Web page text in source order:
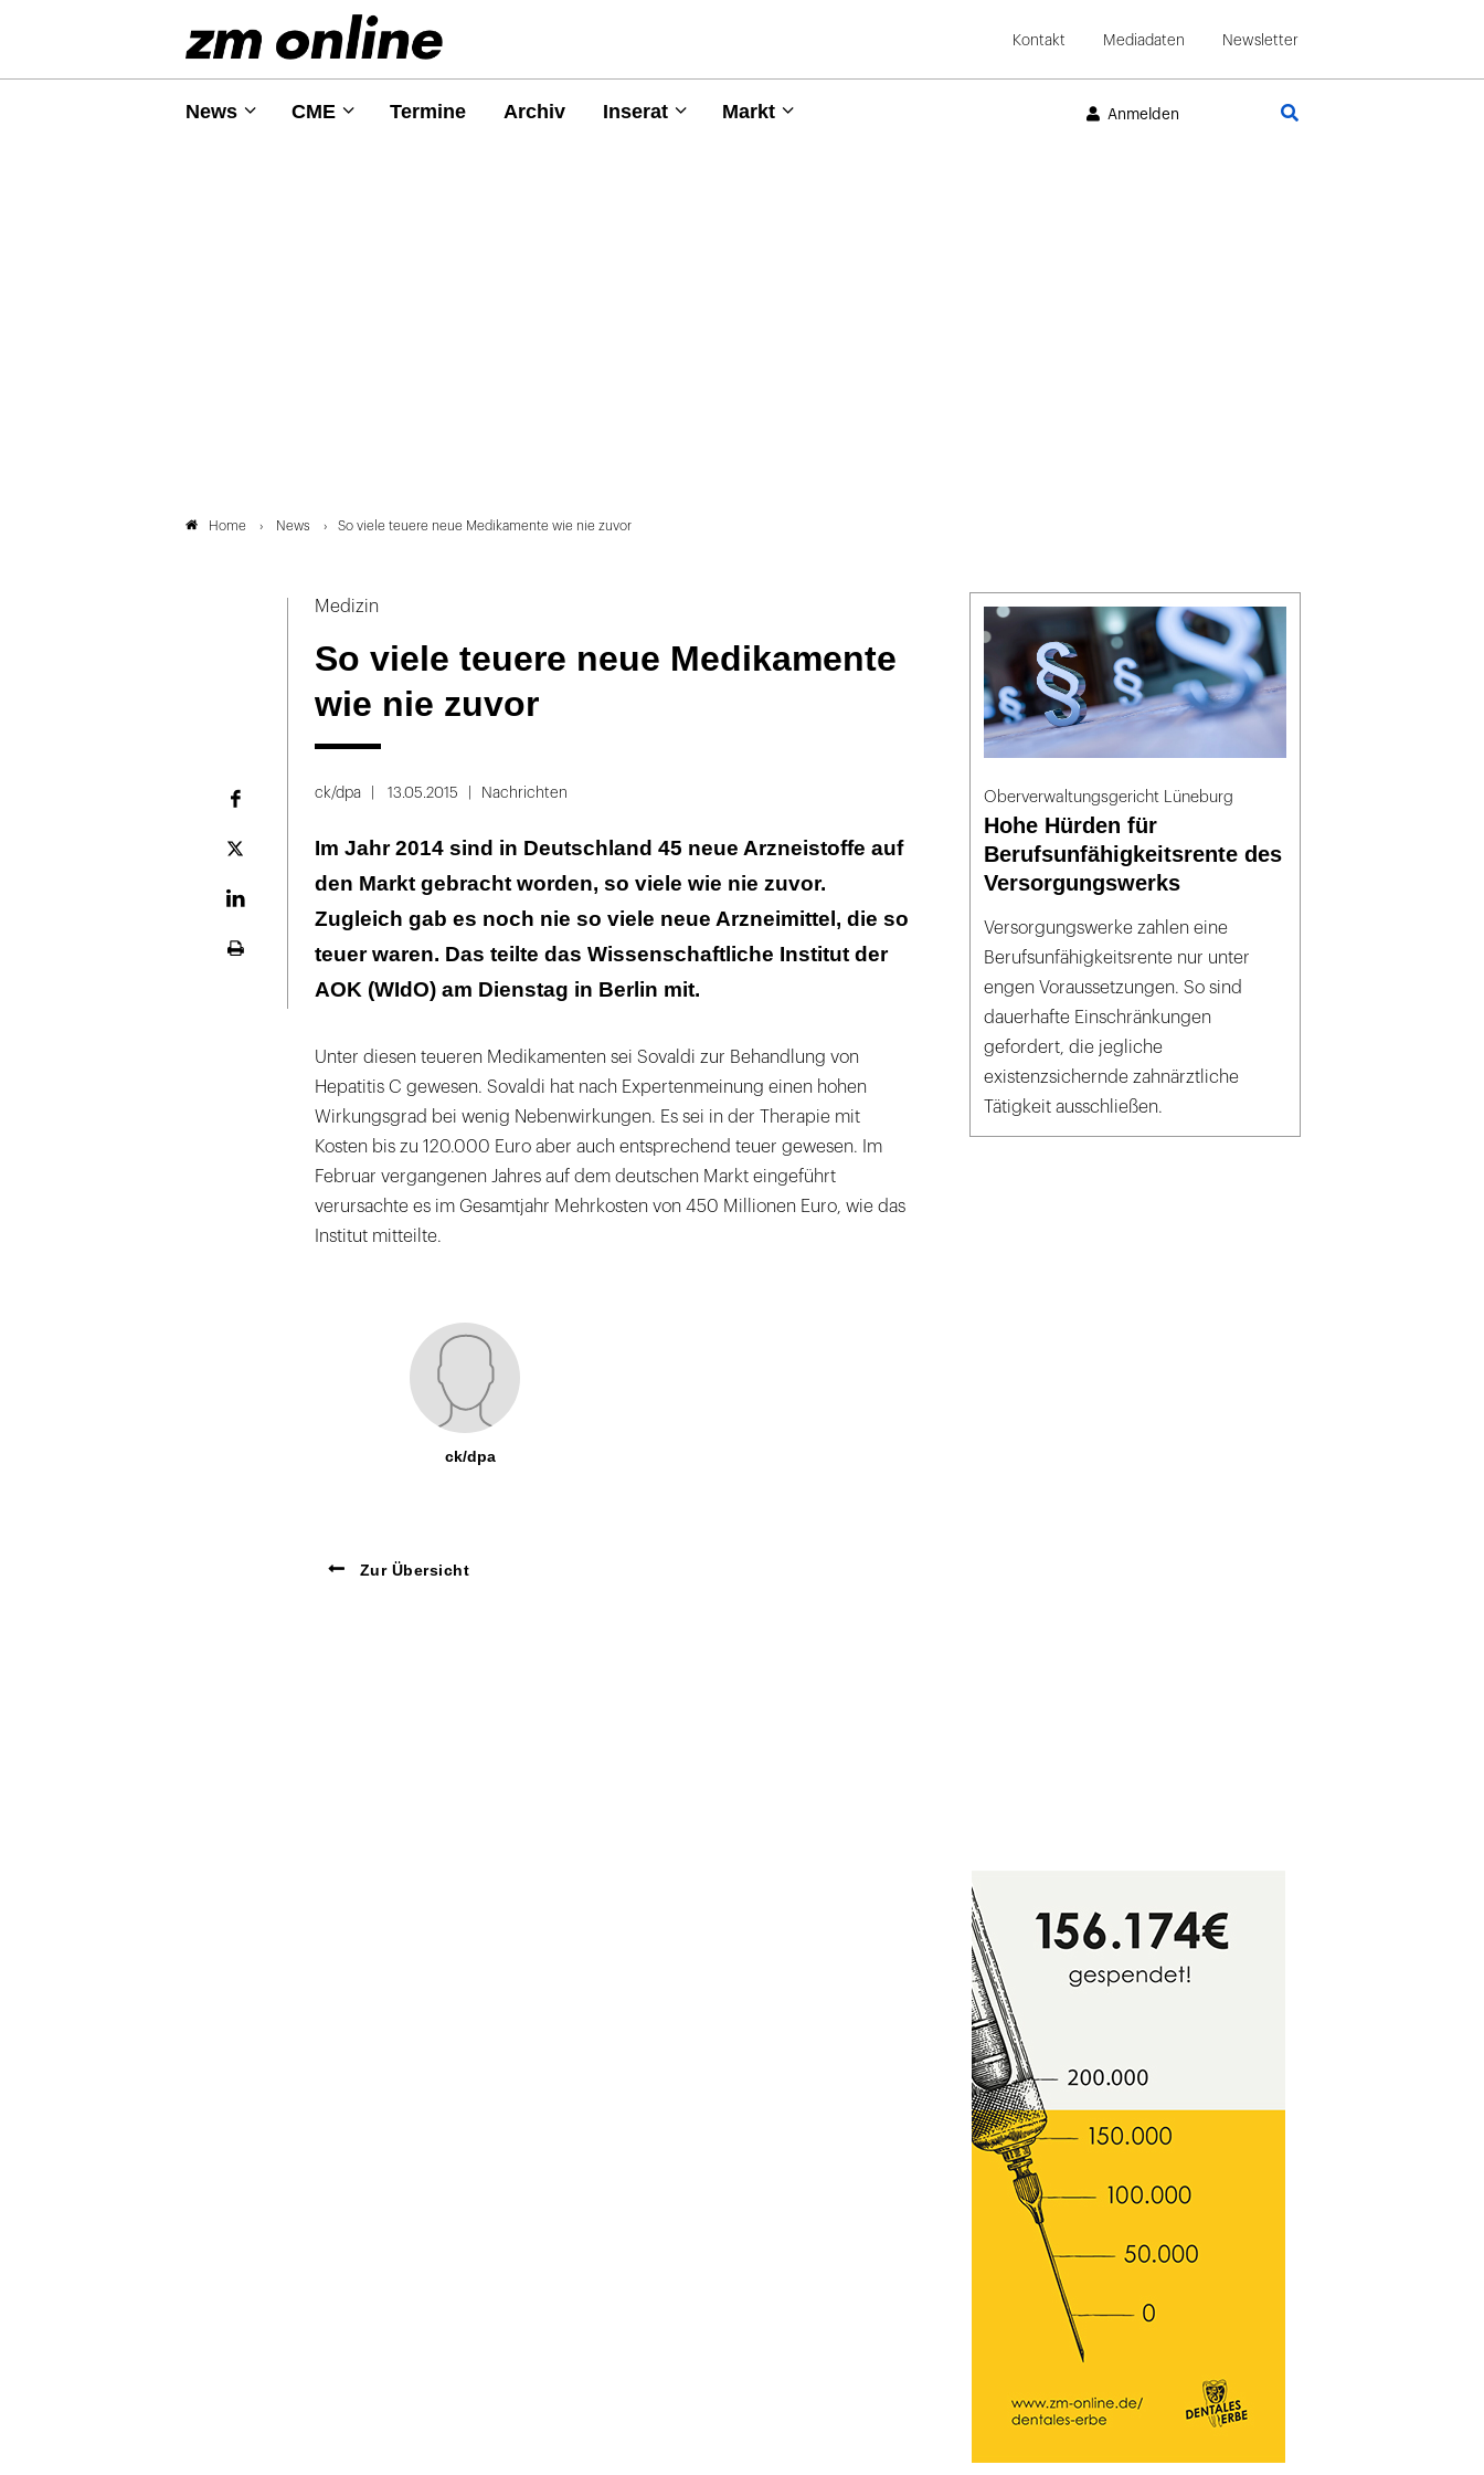
Kontakt Mediadaten Newsletter
News CME Termine Archiv Inserat Markt Anmelden
Home News So viele teuere neue Medikamente wie nie zuvor
Medizin
So viele teuere neue Medikamente
wie nie zuvor
Plattform
ck/dpa 13.05.2015 Nachrichten
Im Jahr 2014 sind in Deutschland 45 neue Arzneistoffe auf
den Markt gebracht worden, so viele wie nie zuvor.
Zugleich gab es noch nie so viele neue Arzneimittel, die so
teuer waren. Das teilte das Wissenschaftliche Institut der
AOK (WIdO) am Dienstag in Berlin mit.
Unter diesen teueren Medikamenten sei Sovaldi zur Behandlung von
Hepatitis C gewesen. Sovaldi hat nach Expertenmeinung einen hohen
Wirkungsgrad bei wenig Nebenwirkungen. Es sei in der Therapie mit
Kosten bis zu 120.000 Euro aber auch entsprechend teuer gewesen. Im
Februar vergangenen Jahres auf dem deutschen Markt eingeführt
verursachte es im Gesamtjahr Mehrkosten von 450 Millionen Euro, wie das
Institut mitteilte.
ck/dpa
Zur Übersicht
Oberverwaltungsgericht Lüneburg
Hohe Hürden für
Berufsunfähigkeitsrente des
Versorgungswerks
Versorgungswerke zahlen eine
Berufsunfähigkeitsrente nur unter
engen Voraussetzungen. So sind
dauerhafte Einschränkungen
gefordert, die jegliche
existenzsichernde zahnärztliche
Tätigkeit ausschließen.